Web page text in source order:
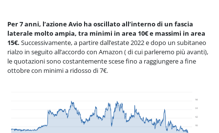
Per 7 anni, l’azione Avio ha oscillato all’interno di un fascia
laterale molto ampia, tra minimi in area 10€ e massimi in area
15€. Successivamente, a partire dall’estate 2022 e dopo un subitaneo
rialzo in seguito all’accordo con Amazon ( di cui parleremo più avanti),
le quotazioni sono costantemente scese fino a raggiungere a fine
ottobre con minimi a ridosso di 7€.